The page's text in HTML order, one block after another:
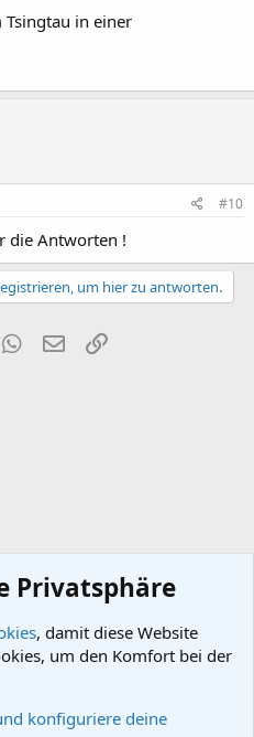
Tsingtau in einer
#10
die Antworten !
um hier zu antworten.
WhatsApp
E-Mail
Privatsphäre
, damit diese Website
um den Komfort bei der
konfiguriere deine